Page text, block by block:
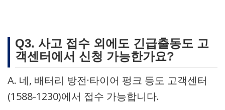
Q3. 사고 접수 외에도 긴급출동도 고
객센터에서 신청 가능한가요?
A. 네, 배터리 방전·타이어 펑크 등도 고객센터
(1588-1230)에서 접수 가능합니다.